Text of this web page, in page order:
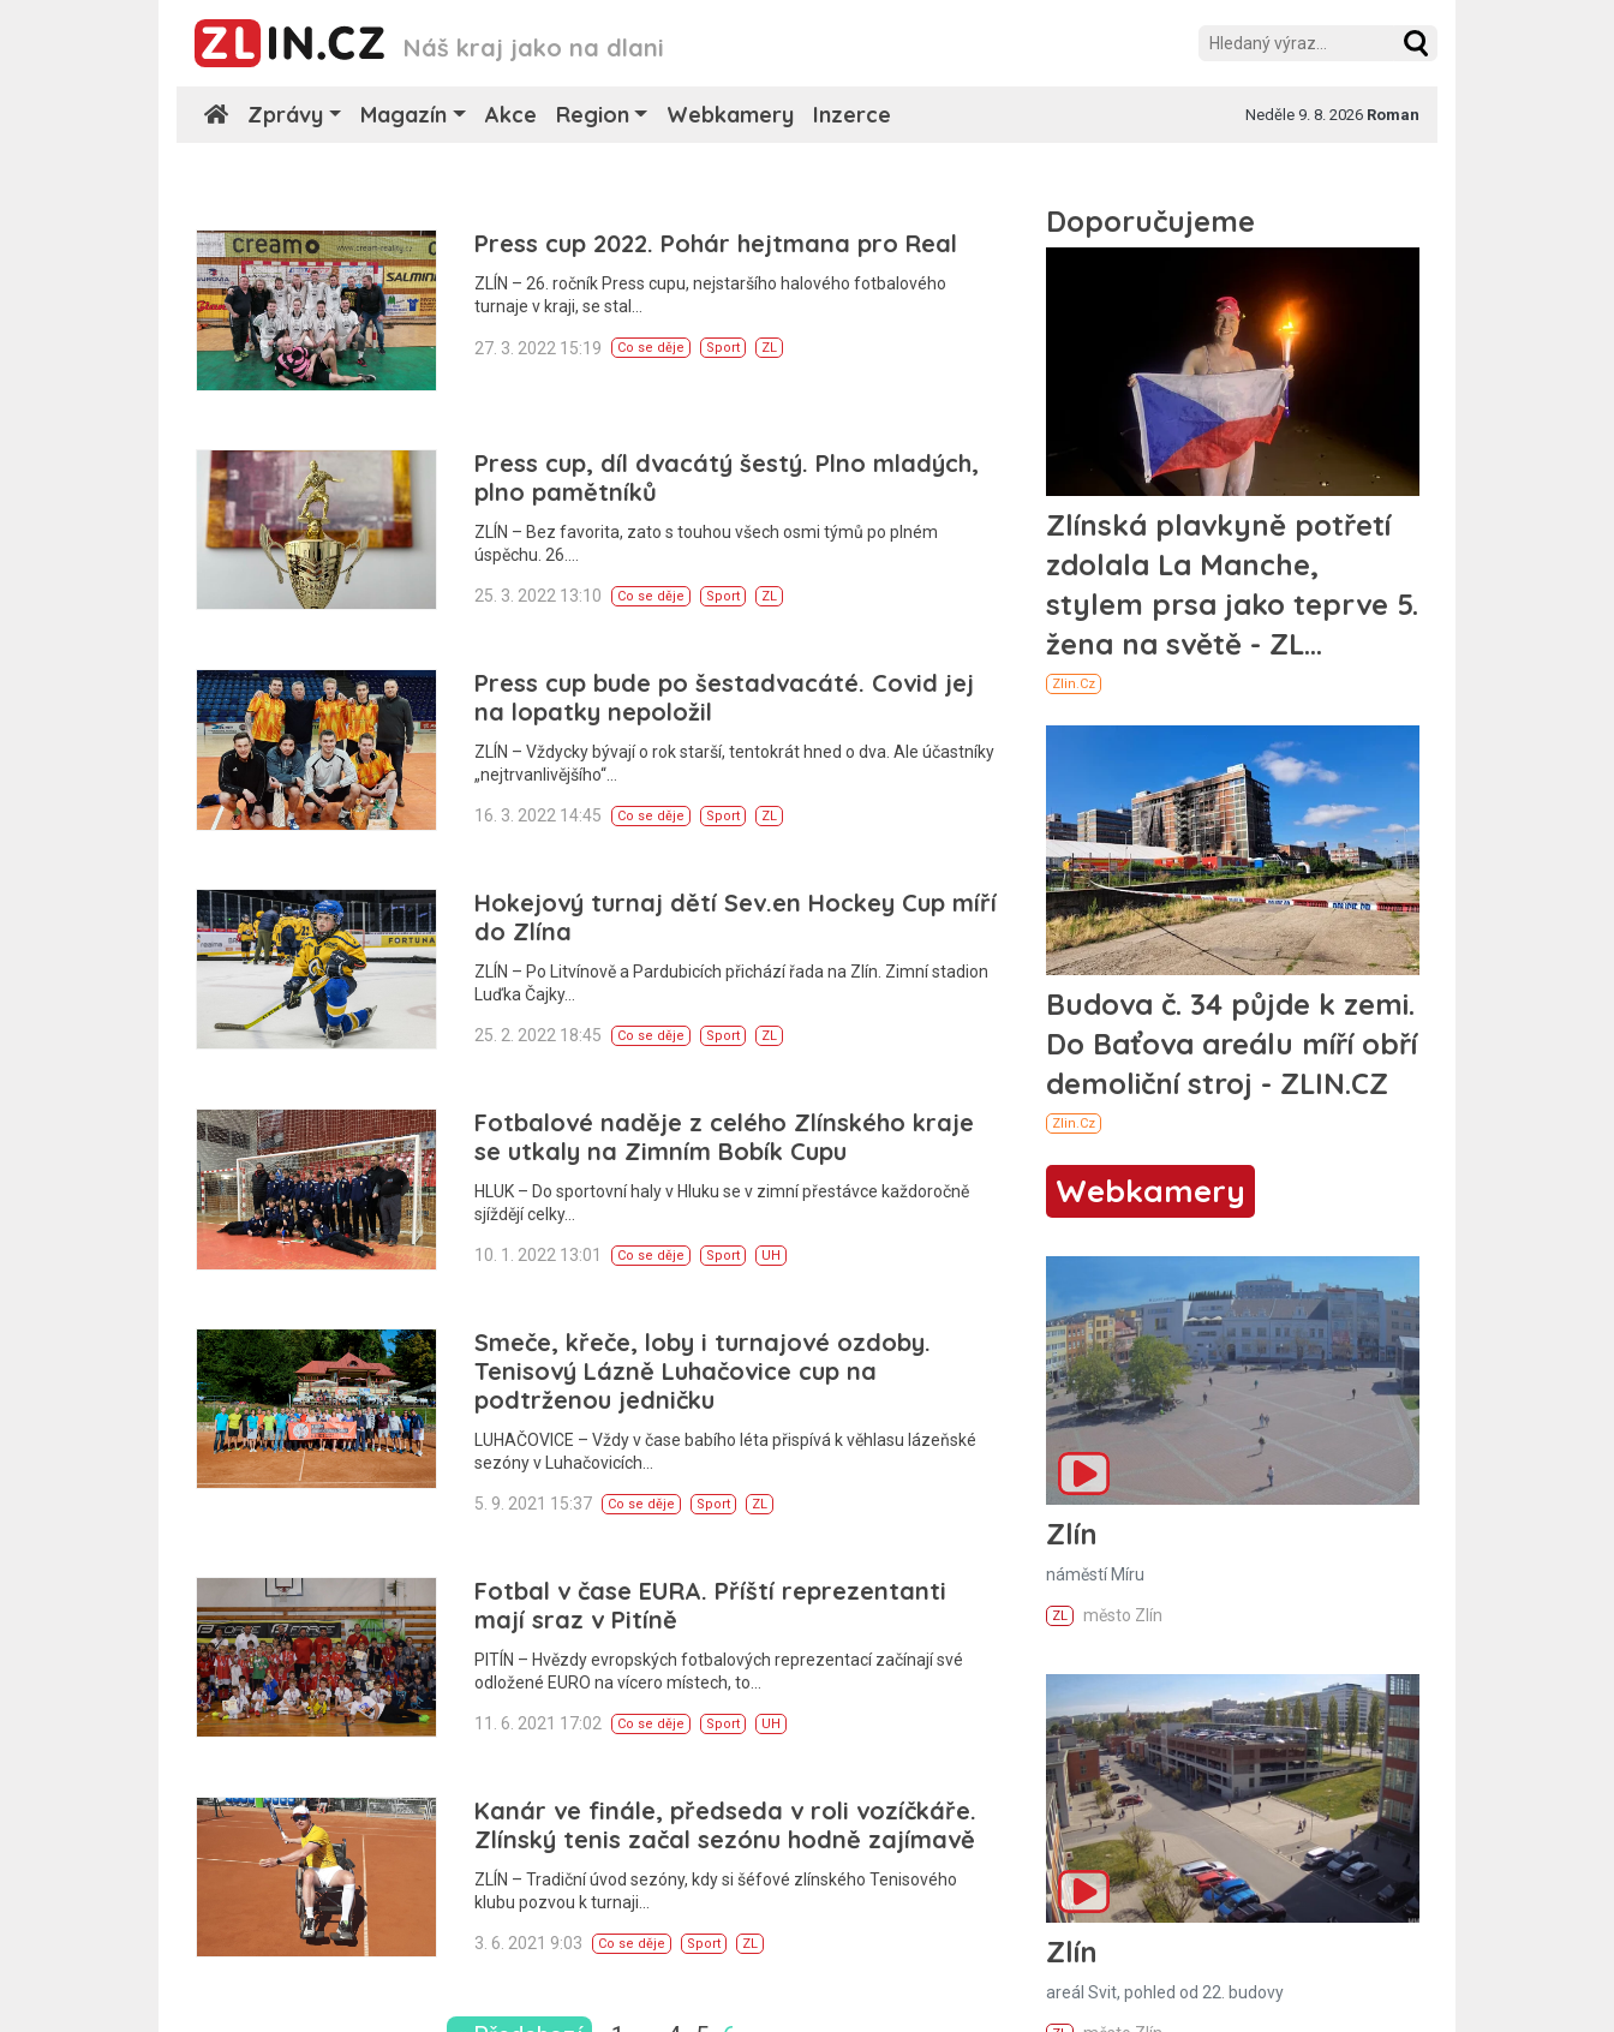
Náš kraj jako na dlani
Zprávy Magazín Akce Region Webkamery Inzerce Neděle 9. 8. 2026 Roman
Press cup 2022. Pohár hejtmana pro Real
ZLÍN – 26. ročník Press cupu, nejstaršího halového fotbalového
turnaje v kraji, se stal…
27. 3. 2022 15:19 Co se děje Sport ZL
Press cup, díl dvacátý šestý. Plno mladých,
plno pamětníků
ZLÍN – Bez favorita, zato s touhou všech osmi týmů po plném
úspěchu. 26.…
25. 3. 2022 13:10 Co se děje Sport ZL
Press cup bude po šestadvacáté. Covid jej
na lopatky nepoložil
ZLÍN – Vždycky bývají o rok starší, tentokrát hned o dva. Ale účastníky
„nejtrvanlivějšího“…
16. 3. 2022 14:45 Co se děje Sport ZL
Hokejový turnaj dětí Sev.en Hockey Cup míří
do Zlína
ZLÍN – Po Litvínově a Pardubicích přichází řada na Zlín. Zimní stadion
Luďka Čajky…
25. 2. 2022 18:45 Co se děje Sport ZL
Fotbalové naděje z celého Zlínského kraje
se utkaly na Zimním Bobík Cupu
HLUK – Do sportovní haly v Hluku se v zimní přestávce každoročně
sjíždějí celky…
10. 1. 2022 13:01 Co se děje Sport UH
Smeče, křeče, loby i turnajové ozdoby.
Tenisový Lázně Luhačovice cup na
podtrženou jedničku
LUHAČOVICE – Vždy v čase babího léta přispívá k věhlasu lázeňské
sezóny v Luhačovicích…
5. 9. 2021 15:37 Co se děje Sport ZL
Fotbal v čase EURA. Příští reprezentanti
mají sraz v Pitíně
PITÍN – Hvězdy evropských fotbalových reprezentací začínají své
odložené EURO na vícero místech, to…
11. 6. 2021 17:02 Co se děje Sport UH
Kanár ve finále, předseda v roli vozíčkáře.
Zlínský tenis začal sezónu hodně zajímavě
ZLÍN – Tradiční úvod sezóny, kdy si šéfové zlínského Tenisového
klubu pozvou k turnaji…
3. 6. 2021 9:03 Co se děje Sport ZL
Webkamery
Zlín
náměstí Míru
ZL město Zlín
Zlín
areál Svit, pohled od 22. budovy